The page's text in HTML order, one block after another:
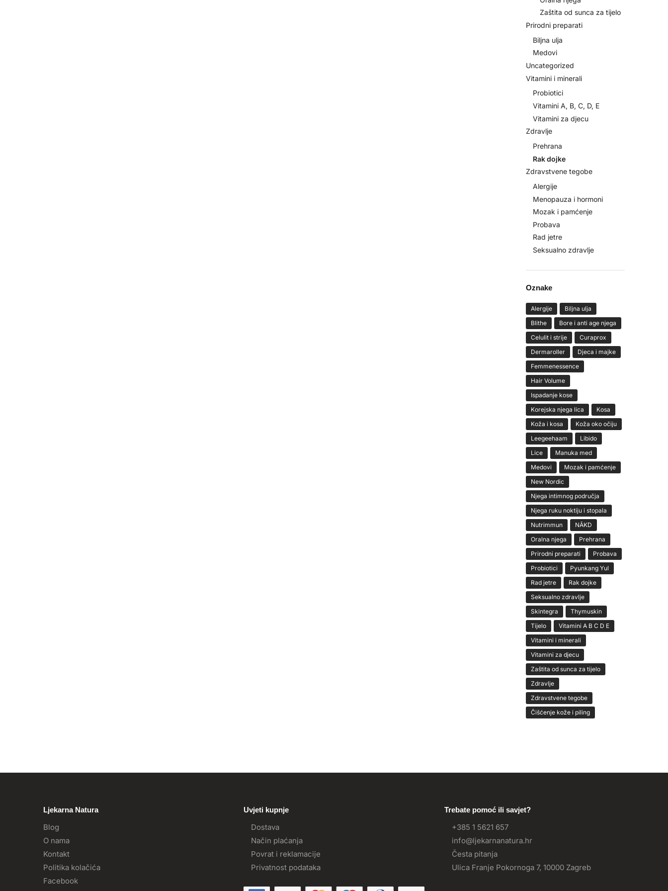
Zaštita od sunca za tijelo
Prirodni preparati
Biljna ulja
Medovi
Uncategorized
Vitamini i minerali
Probiotici
Vitamini A, B, C, D, E
Vitamini za djecu
Zdravlje
Prehrana
Rak dojke
Zdravstvene tegobe
Alergije
Menopauza i hormoni
Mozak i pamćenje
Probava
Rad jetre
Seksualno zdravlje
Oznake
Alergije
Biljna ulja
Blithe
Bore i anti age njega
Celulit i strije
Curaprox
Dermaroller
Djeca i majke
Femmenessence
Hair Volume
Ispadanje kose
Korejska njega lica
Kosa
Koža i kosa
Koža oko očiju
Leegeehaam
Libido
Lice
Manuka med
Medovi
Mozak i pamćenje
New Nordic
Njega intimnog područja
Njega ruku noktiju i stopala
Nutrimmun
NĀKD
Oralna njega
Prehrana
Prirodni preparati
Probava
Probiotici
Pyunkang Yul
Rad jetre
Rak dojke
Seksualno zdravlje
Skintegra
Thymuskin
Tijelo
Vitamini A B C D E
Vitamini i minerali
Vitamini za djecu
Zaštita od sunca za tijelo
Zdravlje
Zdravstvene tegobe
Čišćenje kože i piling
Ljekarna Natura
Blog
O nama
Kontakt
Politika kolačića
Facebook
Uvjeti kupnje
Dostava
Način plaćanja
Povrat i reklamacije
Privatnost podataka
Trebate pomoć ili savjet?
+385 1 5621 657
info@ljekarnanatura.hr
Česta pitanja
Ulica Franje Pokornoga 7, 10000 Zagreb